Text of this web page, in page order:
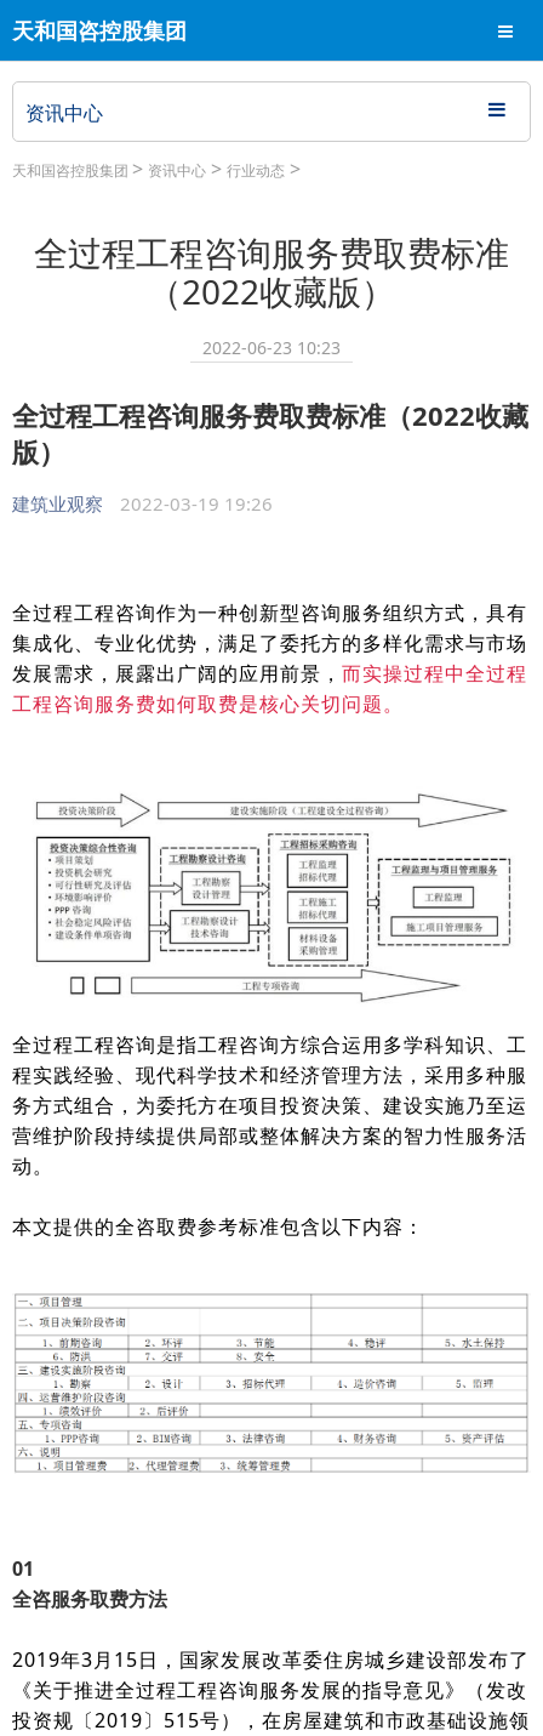
天和国咨控股集团 导航
资讯中心
天和国咨控股集团 > 资讯中心 > 行业动态 >
全过程工程咨询服务费取费标准
（2022收藏版）
2022-06-23 10:23
全过程工程咨询服务费取费标准（2022收藏
版）
建筑业观察 2022-03-19 19:26
全过程工程咨询作为一种创新型咨询服务组织方式，具有
集成化、专业化优势，满足了委托方的多样化需求与市场
发展需求，展露出广阔的应用前景， 而实操过程中全过程
工程咨询服务费如何取费是核心关切问题。
全过程工程咨询是指工程咨询方综合运用多学科知识、工
程实践经验、现代科学技术和经济管理方法，采用多种服
务方式组合，为委托方在项目投资决策、建设实施乃至运
营维护阶段持续提供局部或整体解决方案的智力性服务活
动。
本文提供的全咨取费参考标准包含以下内容：
01
全咨服务取费方法
2019年3月15日，国家发展改革委住房城乡建设部发布了
《关于推进全过程工程咨询服务发展的指导意见》（发改
投资规〔2019〕515号），在房屋建筑和市政基础设施领